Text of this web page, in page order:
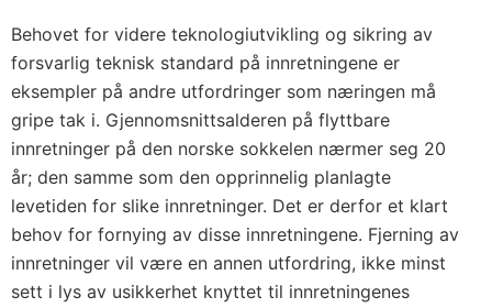
Behovet for videre teknologiutvikling og sikring av
forsvarlig teknisk standard på innretningene er
eksempler på andre utfordringer som næringen må
gripe tak i. Gjennomsnittsalderen på flyttbare
innretninger på den norske sokkelen nærmer seg 20
år; den samme som den opprinnelig planlagte
levetiden for slike innretninger. Det er derfor et klart
behov for fornying av disse innretningene. Fjerning av
innretninger vil være en annen utfordring, ikke minst
sett i lys av usikkerhet knyttet til innretningenes